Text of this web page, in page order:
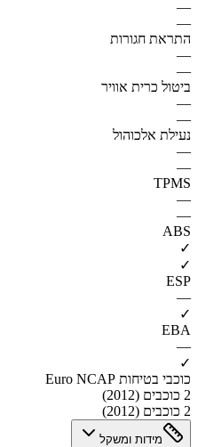
—
—
התראת חגורות
—
—
ביטול כרית אוויר
—
—
נעילת אלכוהול
—
—
TPMS
—
—
ABS
✓
✓
ESP
—
✓
EBA
—
✓
כוכבי בטיחות Euro NCAP
2 כוכבים (2012)
2 כוכבים (2012)
מידות ומשקל